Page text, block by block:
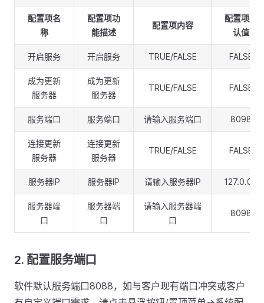
配置项名
称
配置项功
能描述
配置项内容
配置项默
认值
开启服务 开启服务 TRUE/FALSE FALSE
成为更新
服务器
成为更新
服务器
TRUE/FALSE FALSE
服务端口 服务端口 请输入服务端口 8098
连接更新
服务器
连接更新
服务器
TRUE/FALSE FALSE
服务器IP 服务器IP 请输入服务器IP 127.0.0.1
服务器端
口
服务器端
口
请输入服务器端
口
8098
2. 配置服务端口
软件默认服务端口8088，如与客户现有端口冲突或客户